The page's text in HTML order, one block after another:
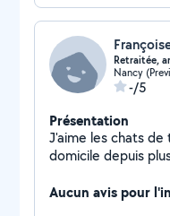
Retraitée,
Nancy
-/5
Présentation
J'aime les chats de
domicile depuis
Aucun avis pour